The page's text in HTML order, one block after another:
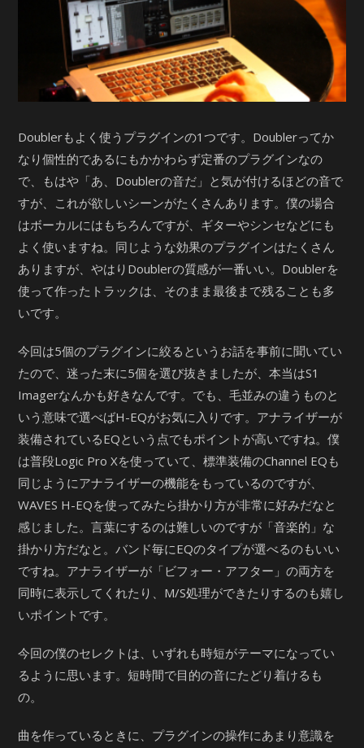
Doublerもよく使うプラグインの1つです。Doublerってか
なり個性的であるにもかかわらず定番のプラグインなの
で、もはや「あ、Doublerの音だ」と気が付けるほどの音で
すが、これが欲しいシーンがたくさんあります。僕の場合
はボーカルにはもちろんですが、ギターやシンセなどにも
よく使いますね。同じような効果のプラグインはたくさん
ありますが、やはりDoublerの質感が一番いい。Doublerを
使って作ったトラックは、そのまま最後まで残ることも多
いです。
今回は5個のプラグインに絞るというお話を事前に聞いてい
たので、迷った末に5個を選び抜きましたが、本当はS1
Imagerなんかも好きなんです。でも、毛並みの違うものと
いう意味で選べばH-EQがお気に入りです。アナライザーが
装備されているEQという点でもポイントが高いですね。僕
は普段Logic Pro Xを使っていて、標準装備のChannel EQも
同じようにアナライザーの機能をもっているのですが、
WAVES H-EQを使ってみたら掛かり方が非常に好みだなと
感じました。言葉にするのは難しいのですが「音楽的」な
掛かり方だなと。バンド毎にEQのタイプが選べるのもいい
ですね。アナライザーが「ビフォー・アフター」の両方を
同時に表示してくれたり、M/S処理ができたりするのも嬉し
いポイントです。
今回の僕のセレクトは、いずれも時短がテーマになってい
るように思います。短時間で目的の音にたどり着けるも
の。
曲を作っているときに、プラグインの操作にあまり意識を